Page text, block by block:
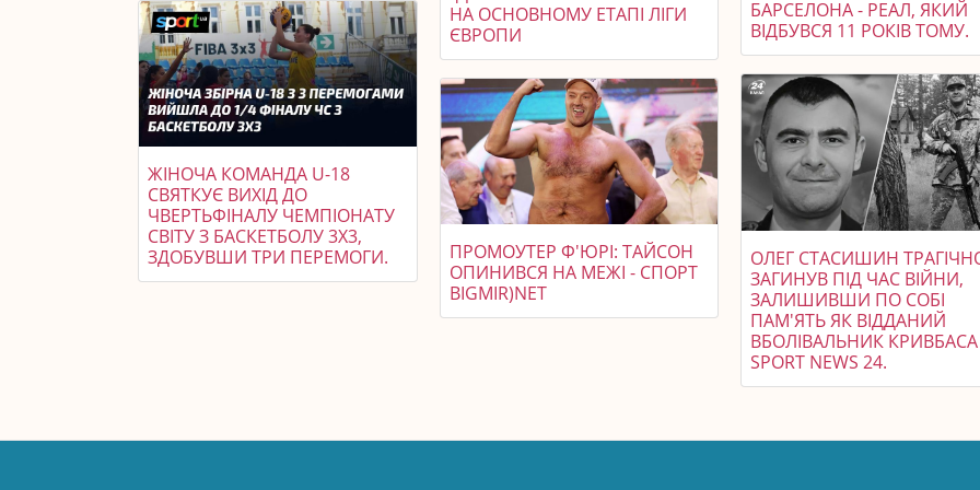
ЖІНОЧА КОМАНДА U-18
СВЯТКУЄ ВИХІД ДО
ЧВЕРТЬФІНАЛУ ЧЕМПІОНАТУ
СВІТУ З БАСКЕТБОЛУ 3X3,
ЗДОБУВШИ ТРИ ПЕРЕМОГИ.
НА ОСНОВНОМУ ЕТАПІ ЛІГИ
ЄВРОПИ
ПРОМОУТЕР Ф'ЮРІ: ТАЙСОН
ОПИНИВСЯ НА МЕЖІ - СПОРТ
BIGMIR)NET
БАРСЕЛОНА - РЕАЛ, ЯКИЙ
ВІДБУВСЯ 11 РОКІВ ТОМУ.
ОЛЕГ СТАСИШИН
ЗАГИНУВ ПІД ЧАС ВІЙНИ,
ЗАЛИШИВШИ ПО СОБІ
ПАМ'ЯТЬ ЯК ВІДДАНИЙ
ВБОЛІВАЛЬНИК КРИВБАСА
SPORT NEWS 24.